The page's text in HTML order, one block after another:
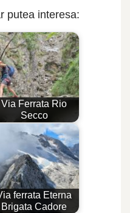
putea interesa:
Via Ferrata Rio
Secco
ferrata Eterna
Brigata Cadore